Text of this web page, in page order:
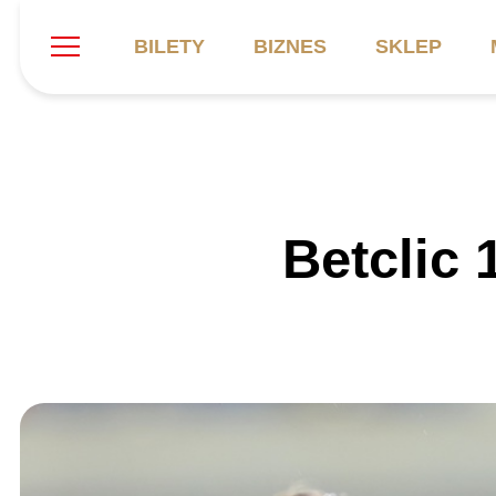
BILETY BIZNES SKLEP
Kadra
Aktualności
Betclic